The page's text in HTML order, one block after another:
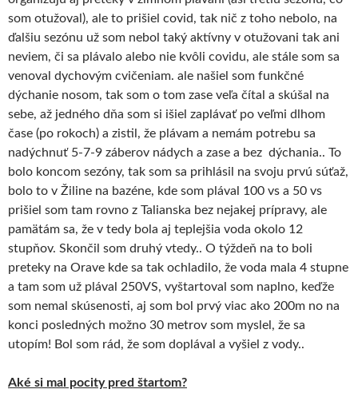
som otužoval), ale to prišiel covid, tak nič z toho nebolo, na
ďalšiu sezónu už som nebol taký aktívny v otužovani tak ani
neviem, či sa plávalo alebo nie kvôli covidu, ale stále som sa
venoval dychovým cvičeniam. ale našiel som funkčné
dýchanie nosom, tak som o tom zase veľa čítal a skúšal na
sebe, až jedného dňa som si išiel zaplávať po veľmi dlhom
čase (po rokoch) a zistil, že plávam a nemám potrebu sa
nadýchnuť 5-7-9 záberov nádych a zase a bez dýchania.. To
bolo koncom sezóny, tak som sa prihlásil na svoju prvú súťaž,
bolo to v Žiline na bazéne, kde som plával 100 vs a 50 vs
prišiel som tam rovno z Talianska bez nejakej prípravy, ale
pamätám sa, že v tedy bola aj teplejšia voda okolo 12
stupňov. Skončil som druhý vtedy.. O týždeň na to boli
preteky na Orave kde sa tak ochladilo, že voda mala 4 stupne
a tam som už plával 250VS, vyštartoval som naplno, keďže
som nemal skúsenosti, aj som bol prvý viac ako 200m no na
konci posledných možno 30 metrov som myslel, že sa
utopím! Bol som rád, že som doplával a vyšiel z vody..
Aké si mal pocity pred štartom?